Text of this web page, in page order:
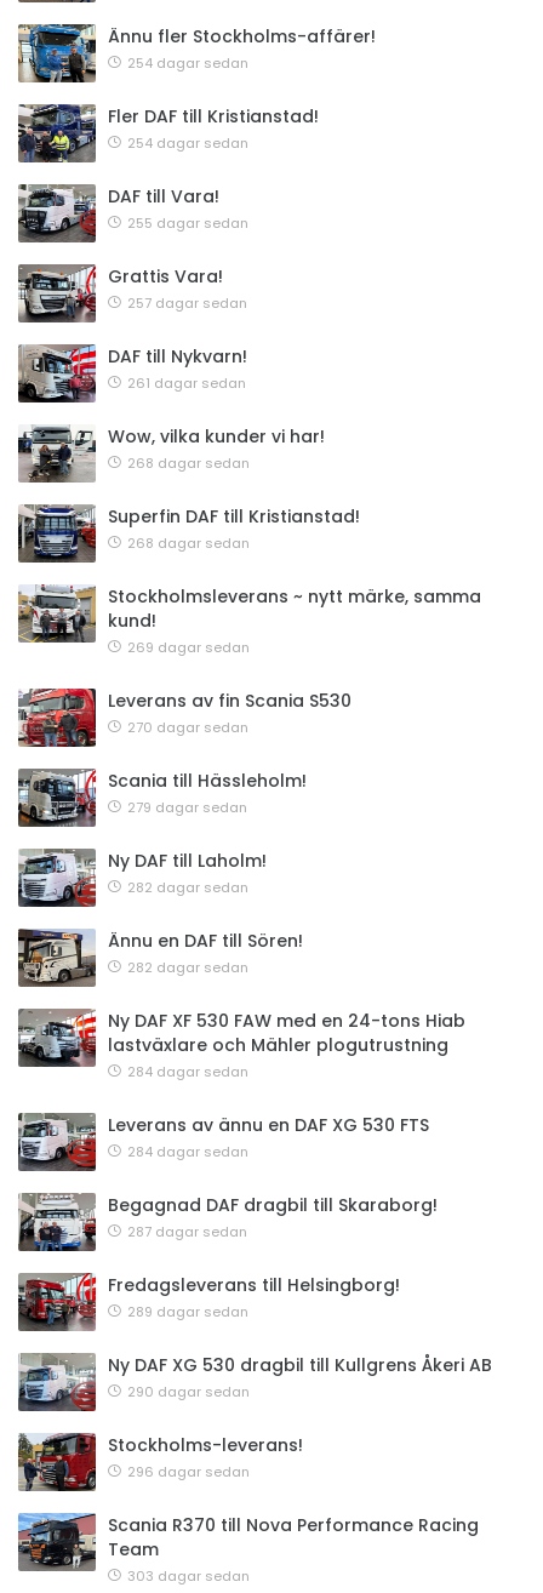
Ännu fler Stockholms-affärer!
254 dagar sedan
Fler DAF till Kristianstad!
254 dagar sedan
DAF till Vara!
255 dagar sedan
Grattis Vara!
257 dagar sedan
DAF till Nykvarn!
261 dagar sedan
Wow, vilka kunder vi har!
268 dagar sedan
Superfin DAF till Kristianstad!
268 dagar sedan
Stockholmsleverans ~ nytt märke, samma
kund!
269 dagar sedan
Leverans av fin Scania S530
270 dagar sedan
Scania till Hässleholm!
279 dagar sedan
Ny DAF till Laholm!
282 dagar sedan
Ännu en DAF till Sören!
282 dagar sedan
Ny DAF XF 530 FAW med en 24-tons Hiab
lastväxlare och Mähler plogutrustning
284 dagar sedan
Leverans av ännu en DAF XG 530 FTS
284 dagar sedan
Begagnad DAF dragbil till Skaraborg!
287 dagar sedan
Fredagsleverans till Helsingborg!
289 dagar sedan
Ny DAF XG 530 dragbil till Kullgrens Åkeri AB
290 dagar sedan
Stockholms-leverans!
296 dagar sedan
Scania R370 till Nova Performance Racing
Team
303 dagar sedan